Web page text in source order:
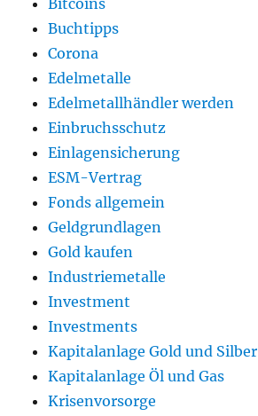
Bitcoins
Buchtipps
Corona
Edelmetalle
Edelmetallhändler werden
Einbruchsschutz
Einlagensicherung
ESM-Vertrag
Fonds allgemein
Geldgrundlagen
Gold kaufen
Industriemetalle
Investment
Investments
Kapitalanlage Gold und Silber
Kapitalanlage Öl und Gas
Krisenvorsorge